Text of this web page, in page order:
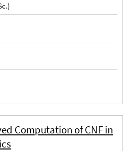
Computation of CNF in